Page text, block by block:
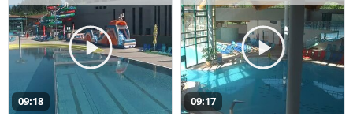
09:18 09:17